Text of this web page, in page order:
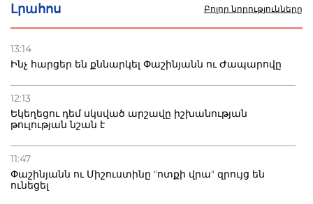
Լրահոս Բոլոր նորությունները
13:14
Ինչ հարցեր են քննարկել Փաշինյանն ու Ժապարովը
12:13
Եկեղեցու դեմ սկսված արշավը իշխանության
թուլության նշան է
11:47
Փաշինյանն ու Միշուստինը "ոտքի վրա" զրույց են
ունեցել